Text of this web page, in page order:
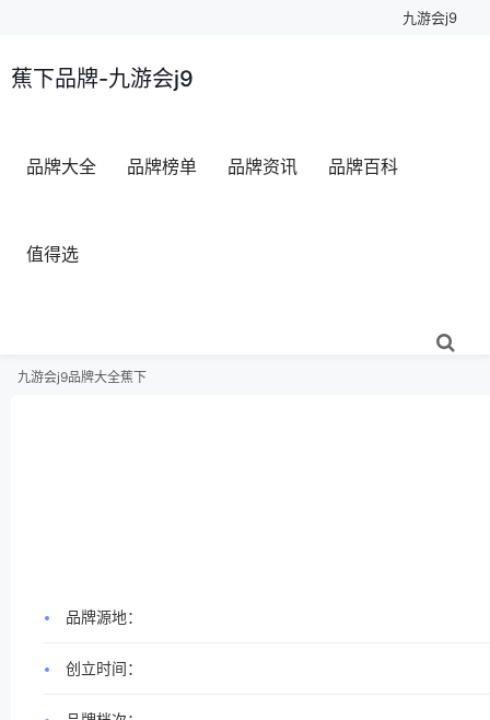
九游会j9
蕉下品牌-九游会j9
品牌大全 品牌榜单 品牌资讯 品牌百科
值得选
九游会j9品牌大全蕉下
品牌源地：
创立时间：